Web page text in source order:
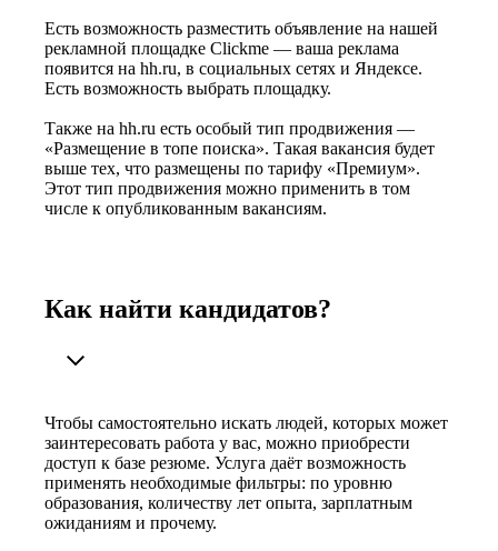
Есть возможность разместить объявление на нашей
рекламной площадке Clickme — ваша реклама
появится на hh.ru, в социальных сетях и Яндексе.
Есть возможность выбрать площадку.
Также на hh.ru есть особый тип продвижения —
«Размещение в топе поиска». Такая вакансия будет
выше тех, что размещены по тарифу «Премиум».
Этот тип продвижения можно применить в том
числе к опубликованным вакансиям.
Как найти кандидатов?
Чтобы самостоятельно искать людей, которых может
заинтересовать работа у вас, можно приобрести
доступ к базе резюме. Услуга даёт возможность
применять необходимые фильтры: по уровню
образования, количеству лет опыта, зарплатным
ожиданиям и прочему.